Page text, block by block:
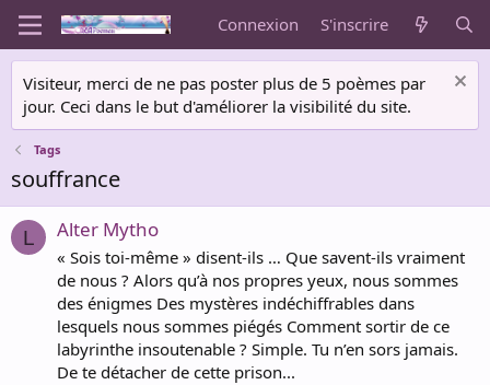
Connexion S'inscrire
Visiteur, merci de ne pas poster plus de 5 poèmes par
jour. Ceci dans le but d'améliorer la visibilité du site.
Tags
souffrance
L Alter Mytho
« Sois toi-même » disent-ils … Que savent-ils vraiment
de nous ? Alors qu’à nos propres yeux, nous sommes
des énigmes Des mystères indéchiffrables dans
lesquels nous sommes piégés Comment sortir de ce
labyrinthe insoutenable ? Simple. Tu n’en sors jamais.
De te détacher de cette prison...